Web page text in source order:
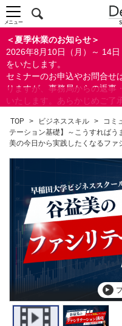
＜夏季休業のお知らせ＞
2026年8月10日（月）～ 14
をいたします。
セミナーのお申込やお問合せ
りますが、事務局からの返事
いたします。あらかじめご了
ができます。
メニュー
TOP > ビジネススキル > コミ
テーション基礎】～こうすれば
美の今日から実践したくなるファ